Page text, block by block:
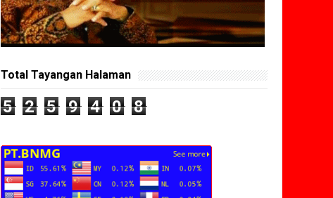
Total Tayangan Halaman
5 2 5 9 4 0 8